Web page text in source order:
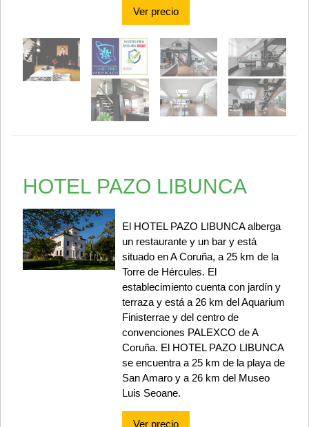
Ver precio
HOTEL PAZO LIBUNCA
El HOTEL PAZO LIBUNCA alberga
un restaurante y un bar y está
situado en A Coruña, a 25 km de la
Torre de Hércules. El
establecimiento cuenta con jardín y
terraza y está a 26 km del Aquarium
Finisterrae y del centro de
convenciones PALEXCO de A
Coruña. El HOTEL PAZO LIBUNCA
se encuentra a 25 km de la playa de
San Amaro y a 26 km del Museo
Luis Seoane.
Ver precio